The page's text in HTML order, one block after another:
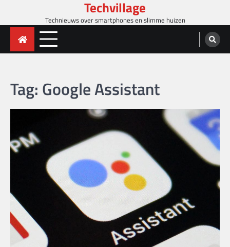
content
Techvillage
Technieuws over smartphones en slimme huizen
Tag: Google Assistant